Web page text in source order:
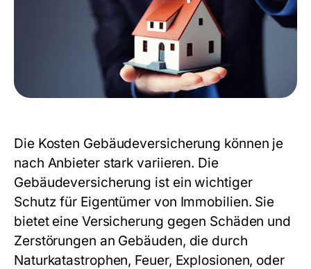
Die Kosten Gebäudeversicherung können je
nach Anbieter stark variieren. Die
Gebäudeversicherung ist ein wichtiger
Schutz für Eigentümer von Immobilien. Sie
bietet eine Versicherung gegen Schäden und
Zerstörungen an Gebäuden, die durch
Naturkatastrophen, Feuer, Explosionen, oder